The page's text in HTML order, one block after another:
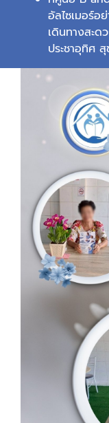
อัลไซเมอร์
เดินทางสะ
ประชาอุทิศ